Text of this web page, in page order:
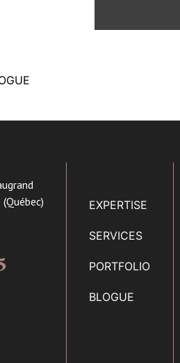
EXPERTISE
SERVICES
PORTFOLIO
BLOGUE